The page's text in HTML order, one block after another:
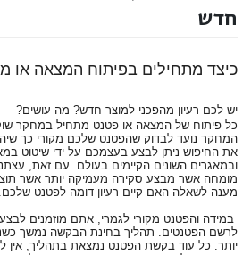
חדש
כיצד מתחילים בפיתוח המצאה או
יש לכם רעיון מהפכני למוצר חדש? מה עושים?
כל פיתוח של המצאה או פטנט מתחיל במחקר
המחקר נועד לבדוק שהפטנט שלכם מקורי כך
את החיפוש ניתן לבצע בעצמכם על ידי שיטוט
ובמאגרים השונים הקיימים בעולם. עם זאת,
מומחה אשר מבצע סקירה מעמיקה יותר אשר
מענה לשאלה האם קיים רעיון דומה לפטנט שלכם.
במידה והפטנט מקורי לגמרי, אתם מוזמנים
לרשם הפטנטים. תהליך בחינת הבקשה נמשך
יותר. כל עוד בקשת הפטנט נמצאת בתהליך, אין